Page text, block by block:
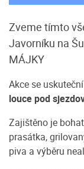
Zveme tímto
Javorníku na
MÁJKY
Akce se uskuteční
louce pod
Zajištěno je
prasátka,
piva a výběru